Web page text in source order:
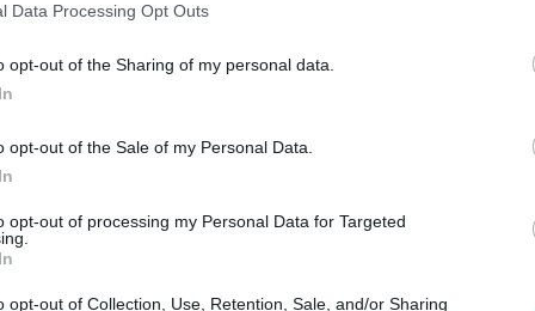
Data Processing Opt Outs
opt-out of the Sharing of my personal data.
opt-out of the Sale of my Personal Data.
opt-out of processing my Personal Data for Targeted
opt-out of Collection, Use, Retention, Sale, and/or Sharing
e messo in difficoltà la difesa avversaria.
la propria intenzione di dominare il gioco. Con un
ha creato diverse occasioni da gol. Asensio,
in crisi i difensori del Bruges, contribuendo
è arrivato al 15° minuto, grazie a un tiro preciso
di intervento.